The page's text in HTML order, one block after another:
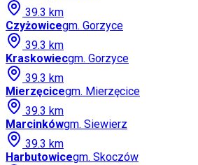
39.3 km
Czyżowicegm. Gorzyce
39.3 km
Kraskowiecgm. Gorzyce
39.3 km
Mierzęcicegm. Mierzęcice
39.3 km
Marcinkówgm. Siewierz
39.3 km
Harbutowicegm. Skoczów